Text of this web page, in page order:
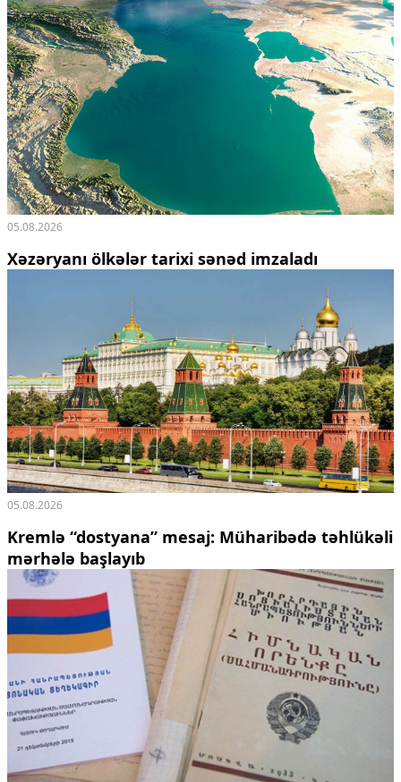
05.08.2026
Xəzəryanı ölkələr tarixi sənəd imzaladı
05.08.2026
Kremlə “dostyana” mesaj: Müharibədə təhlükəli
mərhələ başlayıb